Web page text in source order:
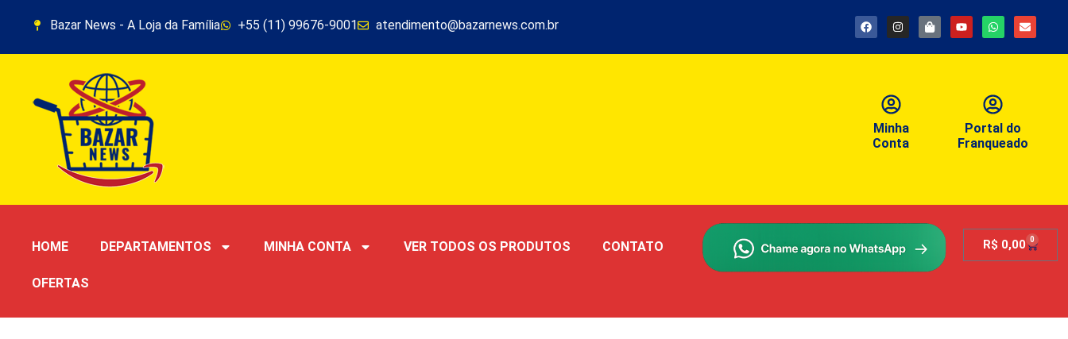
Bazar News - A Loja da Família +55 (11) 99676-9001 atendimento@bazarnews.com.br
Minha
Conta
Portal do
Franqueado
HOME DEPARTAMENTOS MINHA CONTA VER TODOS OS PRODUTOS CONTATO
OFERTAS
R$ 0,00 0